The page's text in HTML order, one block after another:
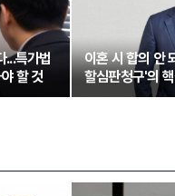
...특가법
할 것
이혼 시 합의 안
할심판청구'의